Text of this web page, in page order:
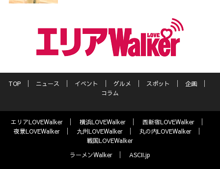
TOP ニュース イベント グルメ スポット
企画
コラム
エリアLOVEWalker 横浜LOVEWalker
西新宿LOVEWalker
夜景LOVEWalker
九州LOVEWalker
丸の内LOVEWalker
戦国LOVEWalker
ラーメンWalker
ASCII.jp